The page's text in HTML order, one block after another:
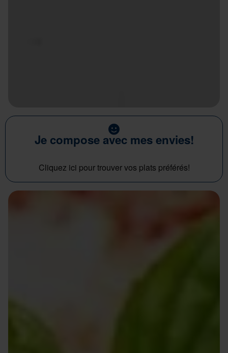
Je compose avec mes envies!
Cliquez ici pour trouver vos plats préférés!